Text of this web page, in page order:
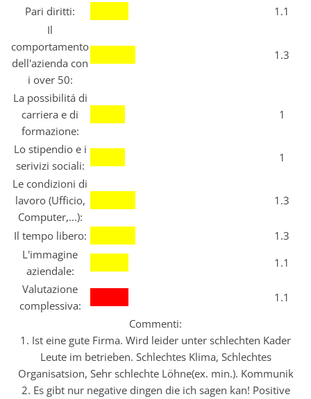
Pari diritti:
1.1
Il
comportamento
dell'azienda con
i over 50:
1.3
La possibilitá di
carriera e di
formazione:
1
Lo stipendio e i
serivizi sociali:
1
Le condizioni di
lavoro (Ufficio,
Computer,...):
1.3
Il tempo libero:
1.3
L'immagine
aziendale:
1.1
Valutazione
complessiva:
1.1
Commenti:
1. Ist eine gute Firma. Wird leider unter schlechten Kader
Leute im betrieben. Schlechtes Klima, Schlechtes
Organisatsion, Sehr schlechte Löhne(ex. min.). Kommunik
2. Es gibt nur negative dingen die ich sagen kan! Positive